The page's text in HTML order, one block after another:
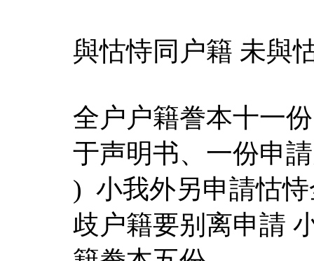
與怙恃同户籍 未與
全户户籍誊本十一
于声明书、一份申
) 小我外另申請怙
歧户籍要别离申請